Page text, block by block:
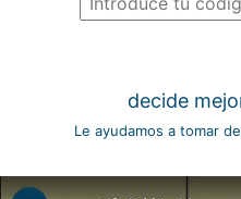
decide
Le ayudamos a tomar